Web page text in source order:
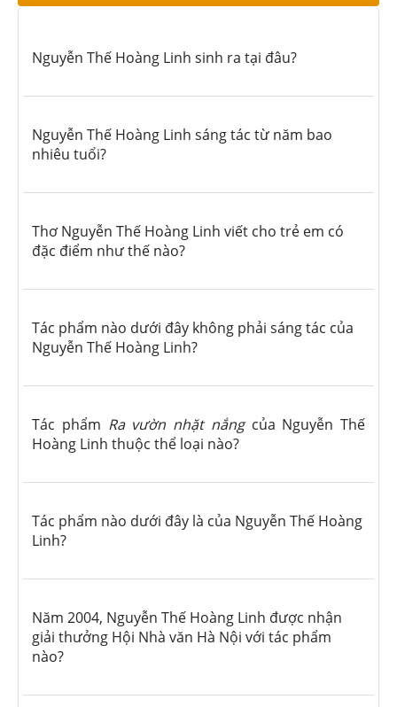
Nguyễn Thế Hoàng Linh sinh ra tại đâu?
Nguyễn Thế Hoàng Linh sáng tác từ năm bao
nhiêu tuổi?
Thơ Nguyễn Thế Hoàng Linh viết cho trẻ em có
đặc điểm như thế nào?
Tác phẩm nào dưới đây không phải sáng tác của
Nguyễn Thế Hoàng Linh?
Tác phẩm Ra vườn nhặt nắngcủa Nguyễn Thế
Hoàng Linh thuộc thể loại nào?
Tác phẩm nào dưới đây là của Nguyễn Thế Hoàng
Linh?
Năm 2004, Nguyễn Thế Hoàng Linh được nhận
giải thưởng Hội Nhà văn Hà Nội với tác phẩm
nào?